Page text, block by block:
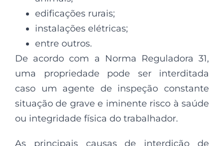
edificações rurais;
instalações elétricas;
entre outros.
De acordo com a Norma Reguladora 31,
uma propriedade pode ser interditada
caso um agente de inspeção constante
situação de grave e iminente risco à saúde
ou integridade física do trabalhador.
As principais causas de interdição de